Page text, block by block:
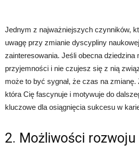
Jednym z najważniejszych czynników,
uwagę przy zmianie dyscypliny
zainteresowania. Jeśli obecna dziedzina
przyjemności i nie czujesz się z nią
może to być sygnał, że czas na zmianę.
która Cię fascynuje i motywuje do
kluczowe dla osiągnięcia sukcesu w
2. Możliwości rozwoju